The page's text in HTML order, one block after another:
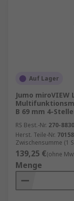
Auf Lager
Jumo miroVIEW
B 69 mm 4-
RS Best.-Nr. 270-8830
Herst. Teile-Nr.
Zwischensumme (1
139,25 €(ohne
Menge